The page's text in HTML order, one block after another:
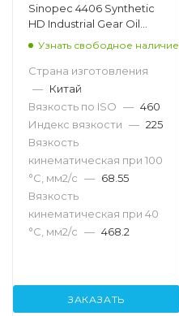
Sinopec 4406 Synthetic
HD Industrial Gear Oil
460, 18л
Узнать свободное наличие
Страна изготовления
— Китай
Вязкость по ISO — 460
Индекс вязкости — 225
Вязкость
кинематическая при 100
°С, мм2/с — 68.55
Вязкость
кинематическая при 40
°С, мм2/с — 468.2
ЗАКАЗАТЬ